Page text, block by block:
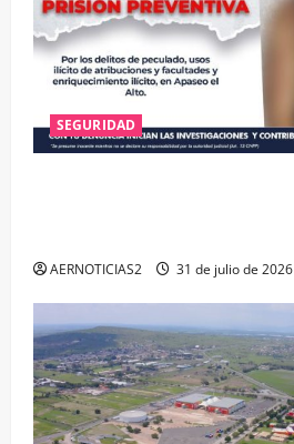
SEGURIDAD
AERNOTICIAS2 31 de julio de 2026